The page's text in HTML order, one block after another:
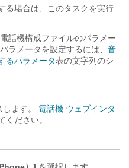
る場合は、このタスクを実行
話機構成ファイルのパラメー
ラメータを設定するには、 音
るパラメータ表の文字列のシ
ます。 電話機 ウェブインタ
ください。